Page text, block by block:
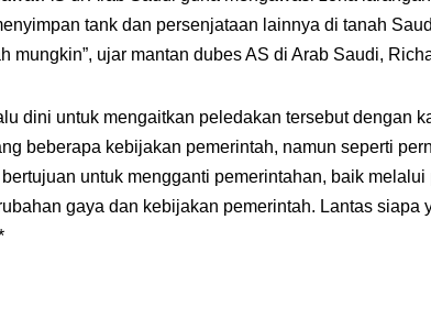
tank dan persenjataan lainnya di tanah
mungkin”, ujar mantan dubes AS di Arab Saudi,
dini untuk mengaitkan peledakan tersebut dengan
beberapa kebijakan pemerintah, namun seperti
untuk mengganti pemerintahan, baik
gaya dan kebijakan pemerintah. Lantas siapa